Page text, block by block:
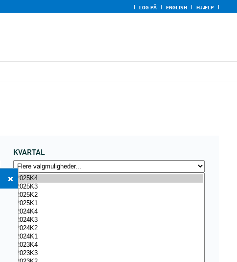
LOG PÅ ENGLISH HJÆLP
KVARTAL